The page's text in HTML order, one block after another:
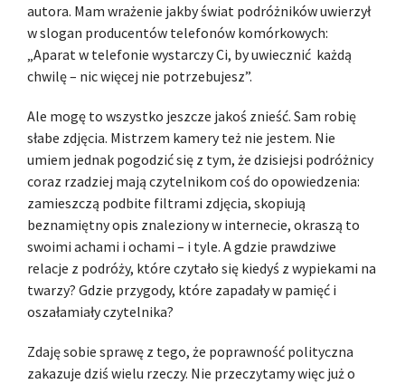
autora. Mam wrażenie jakby świat podróżników uwierzył
w slogan producentów telefonów komórkowych:
„Aparat w telefonie wystarczy Ci, by uwiecznić każdą
chwilę – nic więcej nie potrzebujesz”.
Ale mogę to wszystko jeszcze jakoś znieść. Sam robię
słabe zdjęcia. Mistrzem kamery też nie jestem. Nie
umiem jednak pogodzić się z tym, że dzisiejsi podróżnicy
coraz rzadziej mają czytelnikom coś do opowiedzenia:
zamieszczą podbite filtrami zdjęcia, skopiują
beznamiętny opis znaleziony w internecie, okraszą to
swoimi achami i ochami – i tyle. A gdzie prawdziwe
relacje z podróży, które czytało się kiedyś z wypiekami na
twarzy? Gdzie przygody, które zapadały w pamięć i
oszałamiały czytelnika?
Zdaję sobie sprawę z tego, że poprawność polityczna
zakazuje dziś wielu rzeczy. Nie przeczytamy więc już o